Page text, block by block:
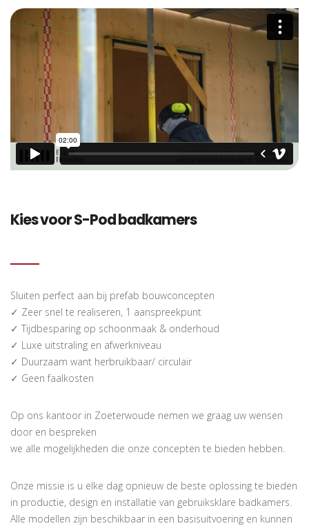
Kies voor S-Pod badkamers
Sluiten perfect aan bij prefab bouwconcepten
✓ Zeer snel te realiseren, 1 aanspreekpunt
✓ Tijdbesparing op schoonmaak & onderhoud
✓ Luxe uitstraling en afwerkniveau
✓ Duurzaam want herbruikbaar/ circulair
✓ Geen faalkosten
Op ons kantoor in Zoeterwoude nemen we graag uw wensen
door en bespreken
we alle mogelijkheden die onze concepten te bieden hebben.
Onze missie is u elke dag opnieuw de beste oplossing te bieden
in productie, design en installatie van gebruiksklare badkamers.
Alle modellen zijn beschikbaar in een basisuitvoering en kunnen